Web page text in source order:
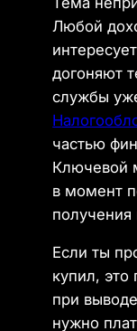
Любой
догоняют
службы
частью
Ключевой
в момент
получения
Если ты
купил, это
при
нужно